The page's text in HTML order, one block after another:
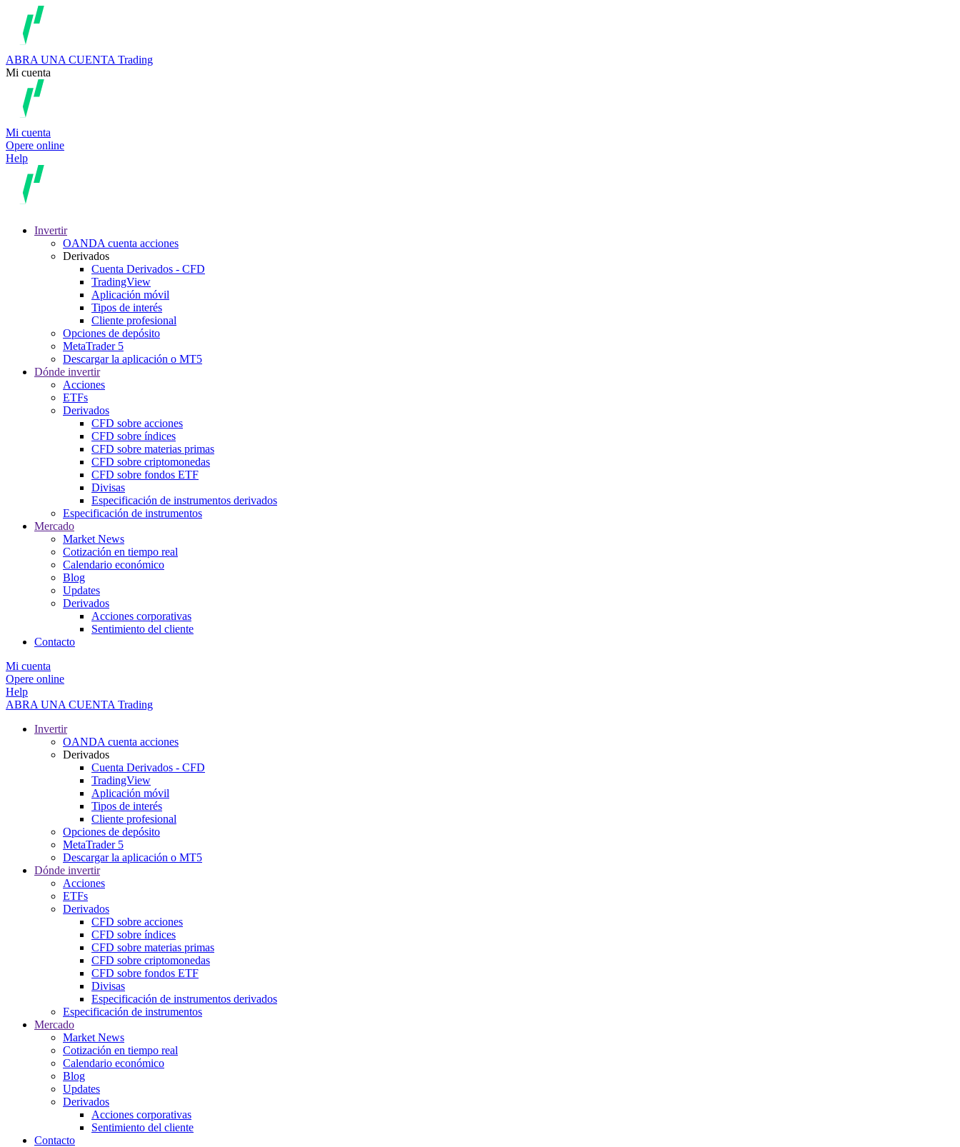
ABRA UNA CUENTA Trading
Mi cuenta
Mi cuenta
Opere online
Help
Invertir
OANDA cuenta acciones
Derivados
Cuenta Derivados - CFD
TradingView
Aplicación móvil
Tipos de interés
Cliente profesional
Opciones de depósito
MetaTrader 5
Descargar la aplicación o MT5
Dónde invertir
Acciones
ETFs
Derivados
CFD sobre acciones
CFD sobre índices
CFD sobre materias primas
CFD sobre criptomonedas
CFD sobre fondos ETF
Divisas
Especificación de instrumentos derivados
Especificación de instrumentos
Mercado
Market News
Cotización en tiempo real
Calendario económico
Blog
Updates
Derivados
Acciones corporativas
Sentimiento del cliente
Contacto
Mi cuenta
Opere online
Help
ABRA UNA CUENTA Trading
Invertir
OANDA cuenta acciones
Derivados
Cuenta Derivados - CFD
TradingView
Aplicación móvil
Tipos de interés
Cliente profesional
Opciones de depósito
MetaTrader 5
Descargar la aplicación o MT5
Dónde invertir
Acciones
ETFs
Derivados
CFD sobre acciones
CFD sobre índices
CFD sobre materias primas
CFD sobre criptomonedas
CFD sobre fondos ETF
Divisas
Especificación de instrumentos derivados
Especificación de instrumentos
Mercado
Market News
Cotización en tiempo real
Calendario económico
Blog
Updates
Derivados
Acciones corporativas
Sentimiento del cliente
Contacto